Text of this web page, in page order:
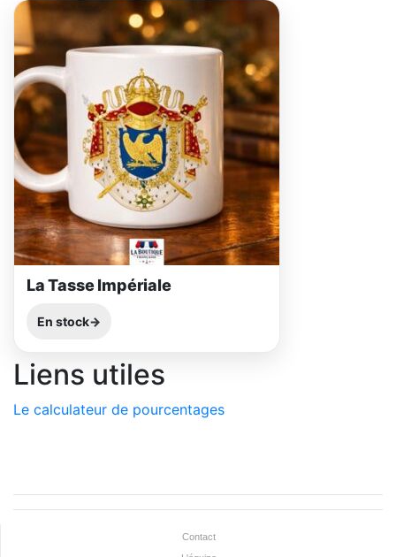
La Tasse Impériale
En stock
Liens utiles
Le calculateur de pourcentages
Contact